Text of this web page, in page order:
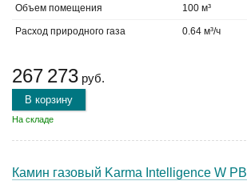
Объем помещения 100 м³
Расход природного газа 0.64 м³/ч
267 273 руб.
В корзину
На складе
Камин газовый Karma Intelligence W PB